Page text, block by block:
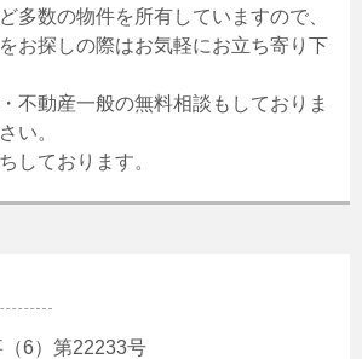
多数の物件を所有していますので、
お探しの際はお気軽にお立ち寄り下
不動産一般の無料相談もしておりま
い。
しております。
6）第22233号